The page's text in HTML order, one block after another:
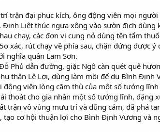
trận đại phục kích, ông động viên mọi
Liệt thúc ngựa xông vào sườn địch
chạy, các đơn vị cung nỏ dùng tên tẩm
xác, rút chạy về phía sau, chặn đứng được ý
nghĩa quân Lam Sơn.
Phủ dẫn đường, giặc Ngô càn quét quê
thân Lê Lợi, dùng làm mồi để dụ Bình Định
viên lòng căm thù của một số tướng
thoát cho gia nhân một số tướng lĩnh, đặng
trận vô vùng mưu trí và dũng cảm, đã phá
cơ hội thuận lợi cho Bình Định Vương và